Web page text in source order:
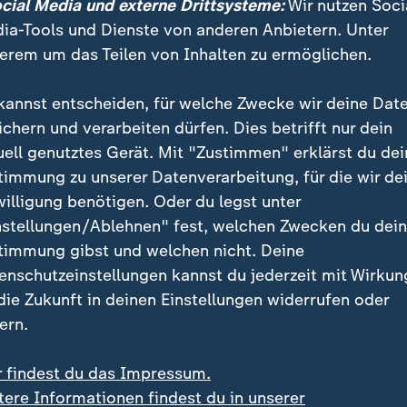
zählte 2016 zu den erfolgreichen Olympia-Seglern. Der
erste von zwei Bronzemedaillen in Rio.
Finale
dritten Finalplatz neben den am Bermuda-
und Spanien stob Team Germany mit einem
"Das war ein unfassbarer Start, der genau
Faktor für den Finaleinzug", sagte der Fahrer.
Media und externe Drittsysteme:Wir nutzen
Tools und Dienste von anderen Anbietern. Unter
um das Teilen von Inhalten zu ermöglichen.
entscheiden, für welche Zwecke wir deine
und verarbeiten dürfen. Dies betrifft nur dein
genutztes Gerät. Mit "Zustimmen" erklärst du
zu unserer Datenverarbeitung, für die wir
benötigen. Oder du legst unter
Ablehnen" fest, welchen Zwecken du
gibst und welchen nicht. Deine
kannst du jederzeit mit
Zukunft in deinen Einstellungen widerrufen oder
findest du das Impressum.
Informationen findest du in unserer